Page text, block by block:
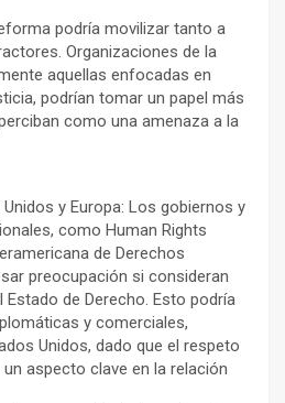
podría movilizar tanto a
Organizaciones de la
aquellas enfocadas en
podrían tomar un papel más
como una amenaza a la
y Europa: Los gobiernos y
como Human Rights
de Derechos
preocupación si consideran
de Derecho. Esto podría
y comerciales,
Unidos, dado que el respeto
aspecto clave en la relación